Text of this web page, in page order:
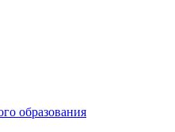
образования